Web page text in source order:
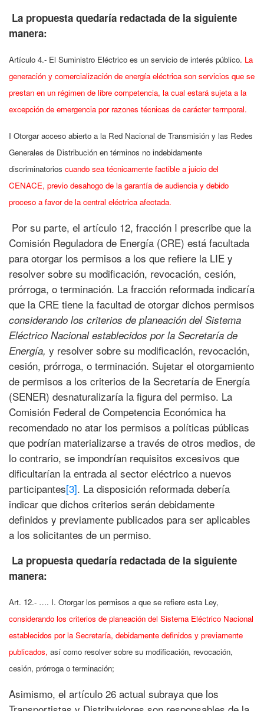
La propuesta quedaría redactada de la siguiente
manera:
Artículo 4.- El Suministro Eléctrico es un servicio de interés público. La
generación y comercialización de energía eléctrica son servicios que se
prestan en un régimen de libre competencia, la cual estará sujeta a la
excepción de emergencia por razones técnicas de carácter termporal.
I Otorgar acceso abierto a la Red Nacional de Transmisión y las Redes
Generales de Distribución en términos no indebidamente
discriminatorios cuando sea técnicamente factible a juicio del
CENACE, previo desahogo de la garantía de audiencia y debido
proceso a favor de la central eléctrica afectada.
Por su parte, el artículo 12, fracción I prescribe que la
Comisión Reguladora de Energía (CRE) está facultada
para otorgar los permisos a los que refiere la LIE y
resolver sobre su modificación, revocación, cesión,
prórroga, o terminación. La fracción reformada indicaría
que la CRE tiene la facultad de otorgar dichos permisos
considerando los criterios de planeación del Sistema
Eléctrico Nacional establecidos por la Secretaría de
Energía, y resolver sobre su modificación, revocación,
cesión, prórroga, o terminación. Sujetar el otorgamiento
de permisos a los criterios de la Secretaría de Energía
(SENER) desnaturalizaría la figura del permiso. La
Comisión Federal de Competencia Económica ha
recomendado no atar los permisos a políticas públicas
que podrían materializarse a través de otros medios, de
lo contrario, se impondrían requisitos excesivos que
dificultarían la entrada al sector eléctrico a nuevos
participantes[3]. La disposición reformada debería
indicar que dichos criterios serán debidamente
definidos y previamente publicados para ser aplicables
a los solicitantes de un permiso.
La propuesta quedaría redactada de la siguiente
manera:
Art. 12.- …. I. Otorgar los permisos a que se refiere esta Ley,
considerando los criterios de planeación del Sistema Eléctrico Nacional
establecidos por la Secretaría, debidamente definidos y previamente
publicados, así como resolver sobre su modificación, revocación,
cesión, prórroga o terminación;
Asimismo, el artículo 26 actual subraya que los